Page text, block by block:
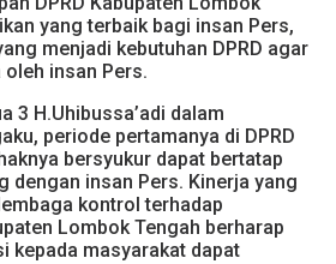
yang terbaik bagi insan Pers,
menjadi kebutuhan DPRD agar
insan Pers.
3 H.Uhibussa’adi dalam
periode pertamanya di DPRD
bersyukur dapat bertatap
dengan insan Pers. Kinerja yang
kontrol terhadap
Lombok Tengah berharap
kepada masyarakat dapat